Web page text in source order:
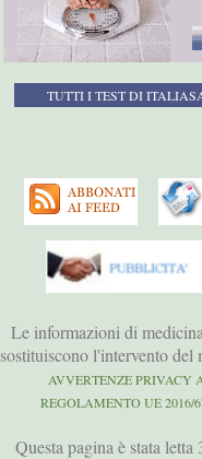
TUTTI I TEST DI
Le informazioni di
sostituiscono l'intervento del
AVVERTENZE PRIVACY
REGOLAMENTO UE 2016/
Questa pagina è stata letta